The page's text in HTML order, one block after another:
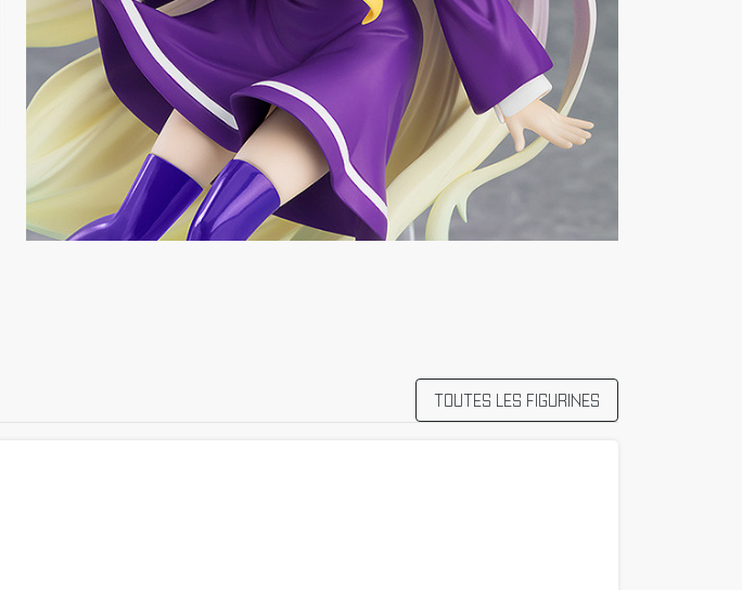
TOUTES LES FIGURINES